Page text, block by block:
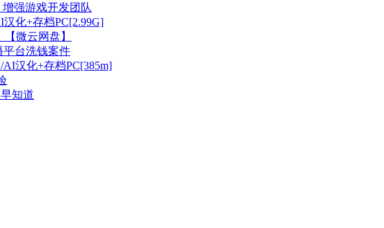
增强游戏开发团队
化+存档PC[2.99G]
微云网盘】
台洗钱案件
汉化+存档PC[385m]
知道